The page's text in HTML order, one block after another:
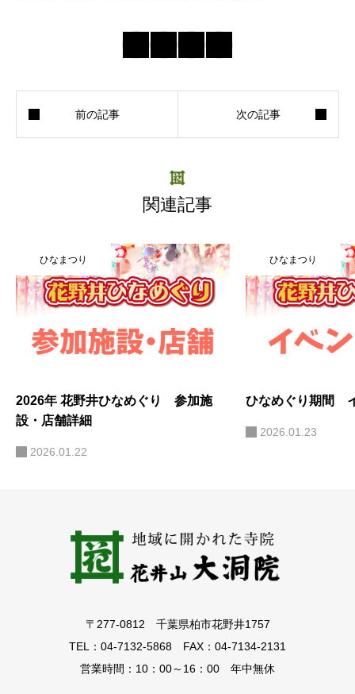
関連記事
ひなまつり
2026年 花野井ひなめぐり 参加施
設・店舗詳細
2026.01.22
ひなまつり
ひなめぐり期間
2026.01.23
〒277-0812 千葉県柏市花野井1757
TEL：04-7132-5868 FAX：04-7134-2131
営業時間：10：00～16：00 年中無休